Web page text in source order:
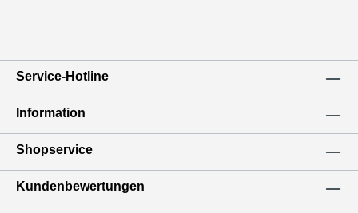
Service-Hotline
Information
Shopservice
Kundenbewertungen